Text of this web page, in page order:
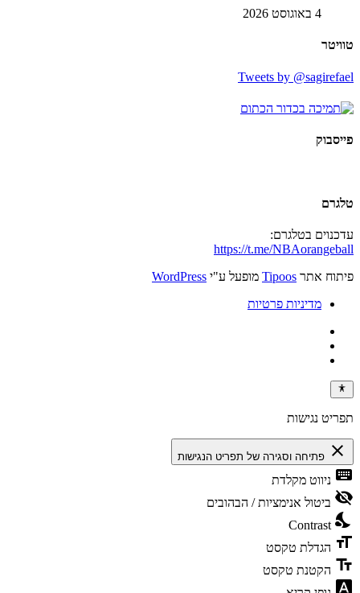
4 באוגוסט 2026
טוויטר
Tweets by @sagirefael
פייסבוק
טלגרם
עדכנוים בטלגרם:
https://t.me/NBAorangeball
פיתוח אתר Tipoos מופעל ע"י WordPress
מדיניות פרטיות
תפריט נגישות
close פתיחה וסגירה של תפריט הנגישות
keyboard ניווט מקלדת
visibility_off ביטול אנימציות / הבהובים
nights_stay
Contrast
format_size הגדלת טקסט
text_fields הקטנת טקסט
font_download